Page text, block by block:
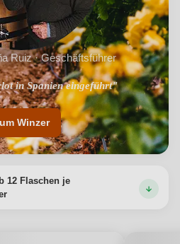
Ruiz · Geschäftsführer
in Spanien eingeführt"
Michelin-Sterne-Restaurants"
Winzer
12 Flaschen je